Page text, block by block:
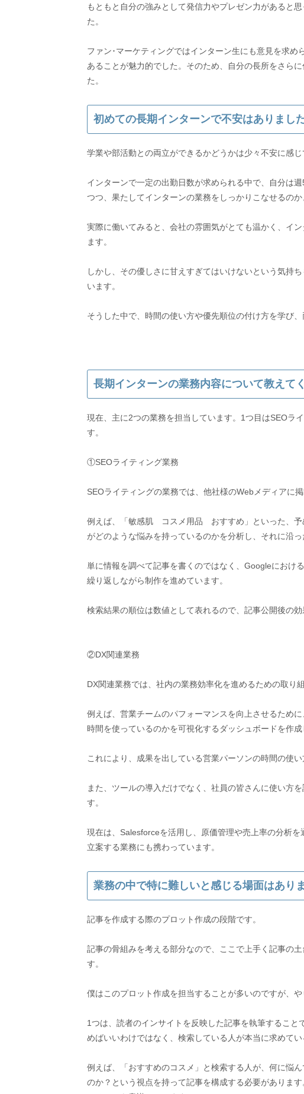
もともと自分の強みとして発信力やプレゼン力があると
た。
ファン･マーケティングではインターン生にも意見を求
あることが魅力的でした。そのため、自分の長所をさら
初めての長期インターンで不安はありまし
学業や部活動との両立ができるかどうかは少々不安に感じ
インターンで一定の出勤日数が求められる中で、自分は
つつ、果たしてインターンの業務をしっかりこなせるのか
実際に働いてみると、会社の雰囲気がとても温かく、イ
ます。
しかし、その優しさに甘えすぎてはいけないという気持
います。
そうした中で、時間の使い方や優先順位の付け方を学び
長期インターンの業務内容について教えて
現在、主に2つの業務を担当しています。1つ目はSEOラ
す。
①SEOライティング業務
SEOライティングの業務では、他社様のWebメディアに
例えば、「敏感肌 コスメ用品 おすすめ」といった、予
がどのような悩みを持っているのかを分析し、それに沿
単に情報を調べて記事を書くのではなく、Googleにおけ
繰り返しながら制作を進めています。
検索結果の順位は数値として表れるので、記事公開後の
②DX関連業務
DX関連業務では、社内の業務効率化を進めるための取り
例えば、営業チームのパフォーマンスを向上させるため
時間を使っているのかを可視化するダッシュボードを作成
これにより、成果を出している営業パーソンの時間の使
また、ツールの導入だけでなく、社員の皆さんに使い方
す。
現在は、Salesforceを活用し、原価管理や売上率の分析
業務の中で特に難しいと感じる場面はあり
記事を作成する際のプロット作成の段階です。
記事の骨組みを考える部分なので、ここで上手く記事の
す。
僕はこのプロット作成を担当することが多いのですが、
1つは、読者のインサイトを反映した記事を執筆するこ
めばいいわけではなく、検索している人が本当に求めてい
例えば、「おすすめのコスメ」と検索する人が、何に悩
のか？という視点を持って記事を構成する必要がありま